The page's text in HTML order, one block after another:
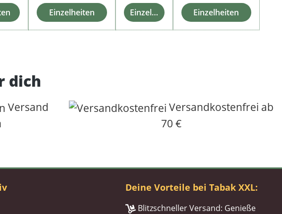
Einzelheiten Einzelheiten Einzelheiten
dich
Versand
Versandkostenfrei ab
70 €
Deine Vorteile bei Tabak XXL:
Blitzschneller Versand: Genieße